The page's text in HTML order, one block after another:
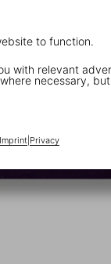
to function.
with relevant
necessary,
Imprint| Privacy